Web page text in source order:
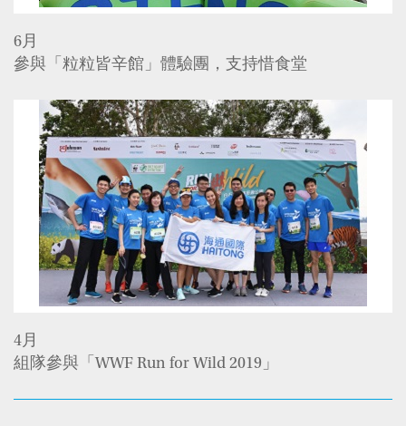
6月
參與「粒粒皆辛館」體驗團，支持惜食堂
4月
組隊參與「WWF Run for Wild 2019」